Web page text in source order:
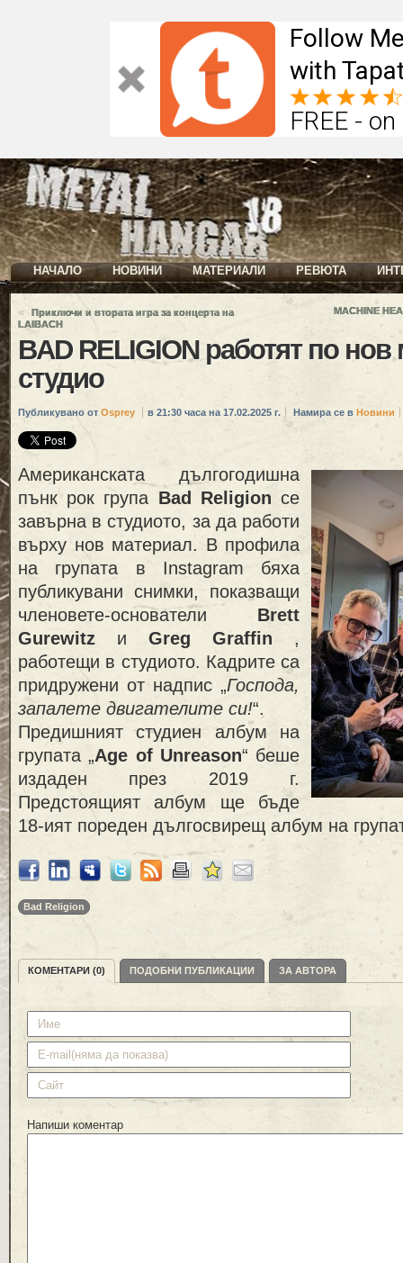
Follow
with
FREE -
НАЧАЛО НОВИНИ МАТЕРИАЛИ РЕВЮТА
«
Приключи и втората игра за концерта на
LAIBACH
MACHINE
BAD RELIGION работят по нов
студио
Публикувано от Osprey в 21:30 часа на 17.02.2025 г. Намира се в Новини
Американската дългогодишна
пънк рок група Bad Religion се
завърна в студиото, за да работи
върху нов материал. В профила
на групата в Instagram бяха
публикувани снимки, показващи
членовете-основатели Brett
Gurewitz и Greg Graffin ,
работещи в студиото. Кадрите са
придружени от надпис „Господа,
запалете двигателите си!“.
Предишният студиен албум на
групата „Age of Unreason“ беше
издаден през 2019 г.
Предстоящият албум ще бъде
18-ият пореден дългосвирещ албум на
Bad Religion
КОМЕНТАРИ (0) ПОДОБНИ ПУБЛИКАЦИИ ЗА АВТОРА
Напиши коментар